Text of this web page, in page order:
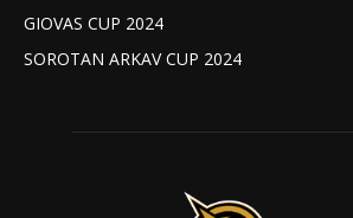
GIOVAS CUP 2024
SOROTAN ARKAV CUP 2024